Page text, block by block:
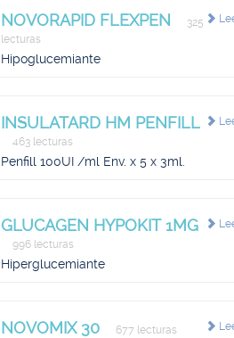
NOVORAPID FLEXPEN
325
lecturas
Hipoglucemiante
INSULATARD HM PENFILL
463 lecturas
Penfill 100UI /ml Env. x 5 x 3ml.
GLUCAGEN HYPOKIT 1MG
996 lecturas
Hiperglucemiante
NOVOMIX 30 677 lecturas